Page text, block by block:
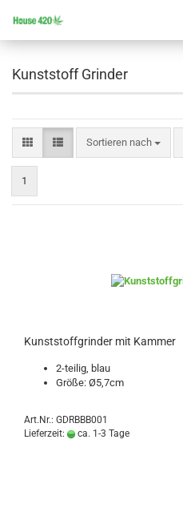
Kunststoff Grinder
Sortieren nach
Sortieren nach
1
Kunststoffgrinder mit Kammer
2-teilig, blau
Größe: Ø5,7cm
Art.Nr.: GDRBBB001
Lieferzeit:
ca. 1-3 Tage